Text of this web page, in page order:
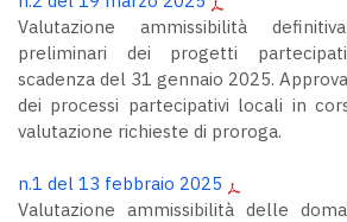
Valutazione ammissibilità
preliminari dei progetti
scadenza del 31 gennaio 2025.
dei processi partecipativi locali in
valutazione richieste di proroga.
n.1 del 13 febbraio 2025
Valutazione ammissibilità delle